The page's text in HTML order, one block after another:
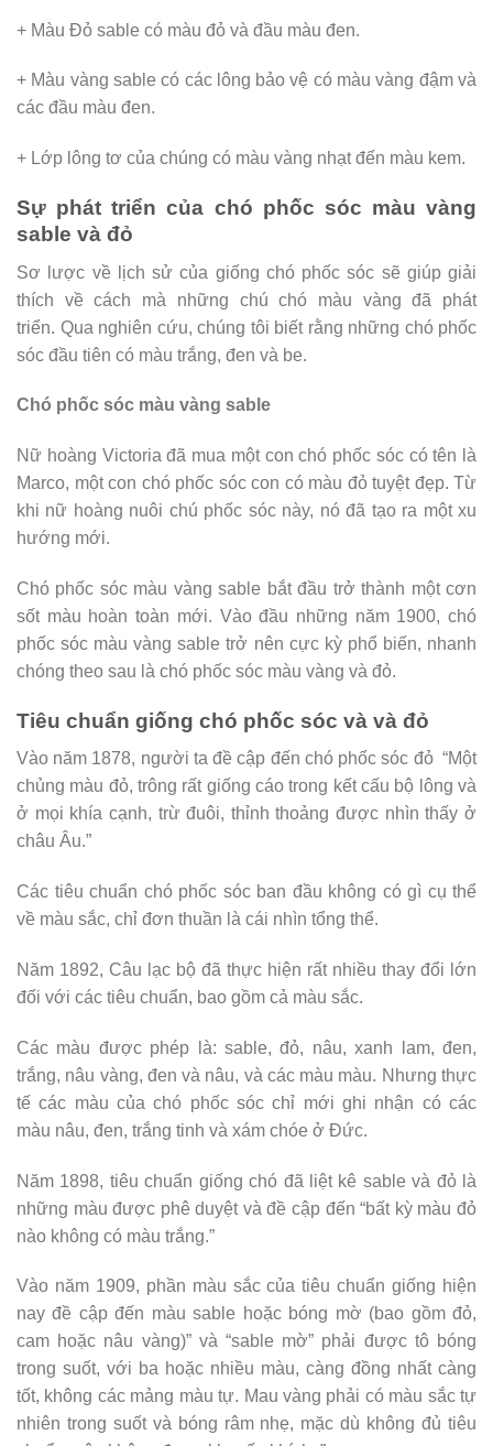
+ Màu Đỏ sable có màu đỏ và đầu màu đen.
+ Màu vàng sable có các lông bảo vệ có màu vàng đậm và
các đầu màu đen.
+ Lớp lông tơ của chúng có màu vàng nhạt đến màu kem.
Sự phát triển của chó phốc sóc màu vàng
sable và đỏ
Sơ lược về lịch sử của giống chó phốc sóc sẽ giúp giải
thích về cách mà những chú chó màu vàng đã phát
triển. Qua nghiên cứu, chúng tôi biết rằng những chó phốc
sóc đầu tiên có màu trắng, đen và be.
Chó phốc sóc màu vàng sable
Nữ hoàng Victoria đã mua một con chó phốc sóc có tên là
Marco, một con chó phốc sóc con có màu đỏ tuyệt đẹp. Từ
khi nữ hoàng nuôi chú phốc sóc này, nó đã tạo ra một xu
hướng mới.
Chó phốc sóc màu vàng sable bắt đầu trở thành một cơn
sốt màu hoàn toàn mới. Vào đầu những năm 1900, chó
phốc sóc màu vàng sable trở nên cực kỳ phổ biến, nhanh
chóng theo sau là chó phốc sóc màu vàng và đỏ.
Tiêu chuẩn giống chó phốc sóc và và đỏ
Vào năm 1878, người ta đề cập đến chó phốc sóc đỏ “Một
chủng màu đỏ, trông rất giống cáo trong kết cấu bộ lông và
ở mọi khía cạnh, trừ đuôi, thỉnh thoảng được nhìn thấy ở
châu Âu.”
Các tiêu chuẩn chó phốc sóc ban đầu không có gì cụ thể
về màu sắc, chỉ đơn thuần là cái nhìn tổng thể.
Năm 1892, Câu lạc bộ đã thực hiện rất nhiều thay đổi lớn
đối với các tiêu chuẩn, bao gồm cả màu sắc.
Các màu được phép là: sable, đỏ, nâu, xanh lam, đen,
trắng, nâu vàng, đen và nâu, và các màu màu. Nhưng thực
tế các màu của chó phốc sóc chỉ mới ghi nhận có các
màu nâu, đen, trắng tinh và xám chóe ở Đức.
Năm 1898, tiêu chuẩn giống chó đã liệt kê sable và đỏ là
những màu được phê duyệt và đề cập đến “bất kỳ màu đỏ
nào không có màu trắng.”
Vào năm 1909, phần màu sắc của tiêu chuẩn giống hiện
nay đề cập đến màu sable hoặc bóng mờ (bao gồm đỏ,
cam hoặc nâu vàng)” và “sable mờ” phải được tô bóng
trong suốt, với ba hoặc nhiều màu, càng đồng nhất càng
tốt, không các mảng màu tự. Mau vàng phải có màu sắc tự
nhiên trong suốt và bóng râm nhẹ, mặc dù không đủ tiêu